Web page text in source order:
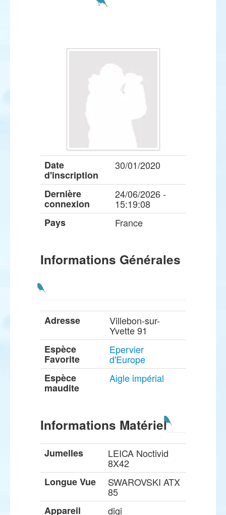
Date
d'inscription
30/01/2020
Dernière
connexion
24/06/2026 -
15:19:08
Pays
France
Informations Générales
Adresse Villebon-sur-
Yvette 91
Espèce
Favorite
Epervier
d'Europe
Espèce
maudite
Aigle impérial
Informations Matériel
Jumelles LEICA Noctivid
8X42
Longue Vue
SWAROVSKI ATX
85
Appareil
digi